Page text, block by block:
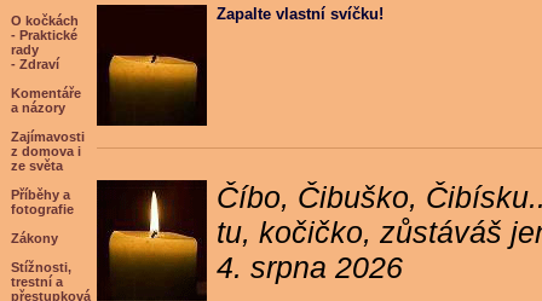
O kočkách
- Praktické
rady
- Zdraví
Komentáře
a názory
Zajímavosti
z domova i
ze světa
Příběhy a
fotografie
Zákony
Stížnosti,
trestní a
přestupková
Zapalte vlastní svíčku!
Číbo, Čibuško,
tu, kočičko, zůstáváš
4. srpna 2026